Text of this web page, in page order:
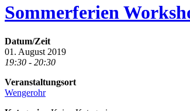
Sommerferien
Datum/Zeit
01. August 2019
19:30 - 20:30
Veranstaltungsort
Wengerohr